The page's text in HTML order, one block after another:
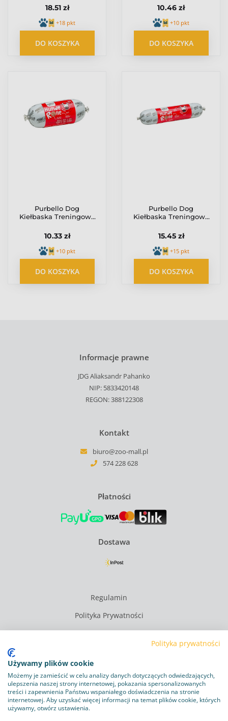
400g
18.51 zł
+18 pkt
DO KOSZYKA
Kurczak 200g
10.46 zł
+10 pkt
DO KOSZYKA
Purbello Dog
Kiełbaska Treningowa
Wołowina 200g
10.33 zł
+10 pkt
DO KOSZYKA
Purbello Dog
Kiełbaska Treningowa
Wołowina 400g
15.45 zł
+15 pkt
DO KOSZYKA
Informacje prawne
JDG Aliaksandr Pahanko
NIP: 5833420148
REGON: 388122308
Kontakt
biuro@zoo-mall.pl
574 228 628
Płatności
Dostawa
Regulamin
Polityka Prywatności
Polityka plików cookie
Program lojalnościowy
Dostawa i zwroty
Kontakt
Polityka prywatności
Używamy plików cookie
Możemy je zamieścić w celu analizy danych dotyczących odwiedzających,
ulepszenia naszej strony internetowej, pokazania spersonalizowanych
treści i zapewnienia Państwu wspaniałego doświadczenia na stronie
internetowej. Aby uzyskać więcej informacji na temat plików cookie, których
używamy, otwórz ustawienia.